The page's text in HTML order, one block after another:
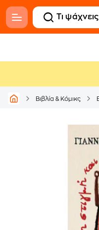
Βιβλία & Κόμικς